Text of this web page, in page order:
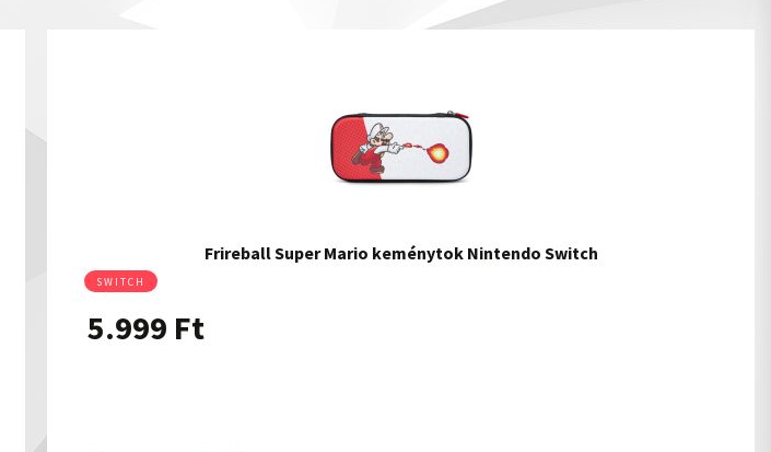
Frireball Super Mario keménytok Nintendo Switch
SWITCH
5.999 Ft